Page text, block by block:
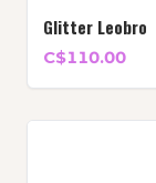
Glitter Leobro
C$110.00